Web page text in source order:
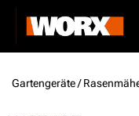
Gartengeräte /